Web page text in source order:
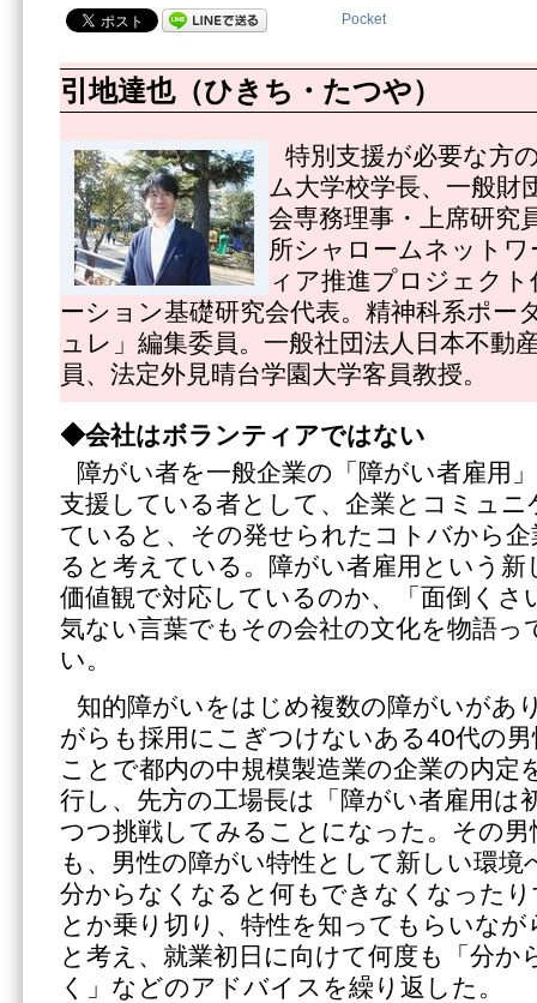
Pocket
引地達也（ひきち・たつや）
特別支援が必要な方
ム大学校学長、一般財
会専務理事・上席研究
所シャロームネット
ィア推進プロジェク
ーション基礎研究会代表。精神科系ポー
ュレ」編集委員。一般社団法人日本不動
員、法定外見晴台学園大学客員教授。
◆会社はボランティアではない
障がい者を一般企業の「障がい者雇用
支援している者として、企業とコミュ
ていると、その発せられたコトバから
ると考えている。障がい者雇用という
価値観で対応しているのか、「面倒くさ
気ない言葉でもその会社の文化を物語っ
い。
知的障がいをはじめ複数の障がいがあ
がらも採用にこぎつけないある40代の
ことで都内の中規模製造業の企業の内定
行し、先方の工場長は「障がい者雇用は
つつ挑戦してみることになった。その
も、男性の障がい特性として新しい環境
分からなくなると何もできなくなった
とか乗り切り、特性を知ってもらいな
と考え、就業初日に向けて何度も「分か
く」などのアドバイスを繰り返した。